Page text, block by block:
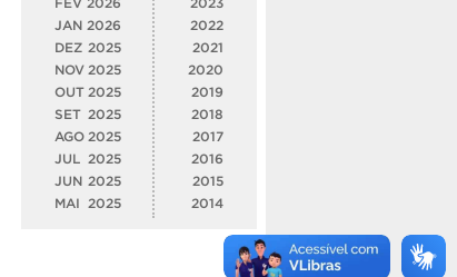
FEV 2026
JAN 2026
DEZ 2025
NOV 2025
OUT 2025
SET 2025
AGO 2025
JUL
2025
JUN 2025
MAI
2025
2023
2022
2021
2020
2019
2018
2017
2016
2015
2014